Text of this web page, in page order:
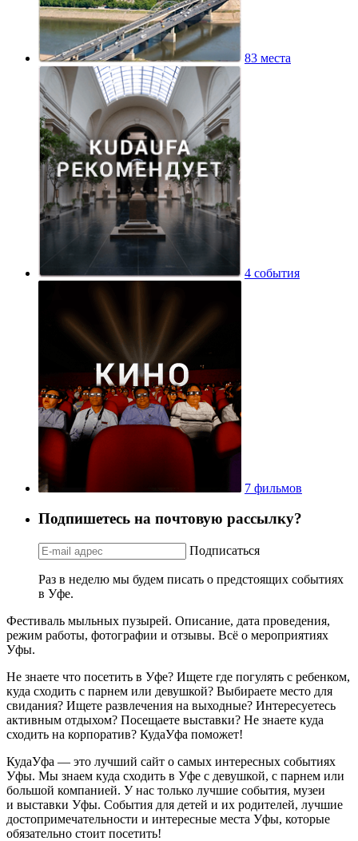
83 места
4 события
7 фильмов
Подпишетесь на почтовую рассылку?
Подписаться
Раз в неделю мы будем писать о предстоящих событиях
в Уфе.
Фестиваль мыльных пузырей. Описание, дата проведения,
режим работы, фотографии и отзывы. Всё о мероприятиях
Уфы.
Не знаете что посетить в Уфе? Ищете где погулять с ребенком,
куда сходить с парнем или девушкой? Выбираете место для
свидания? Ищете развлечения на выходные? Интересуетесь
активным отдыхом? Посещаете выставки? Не знаете куда
сходить на корпоратив? КудаУфа поможет!
КудаУфа — это лучший сайт о самых интересных событиях
Уфы. Мы знаем куда сходить в Уфе с девушкой, с парнем или
большой компанией. У нас только лучшие события, музеи
и выставки Уфы. События для детей и их родителей, лучшие
достопримечательности и интересные места Уфы, которые
обязательно стоит посетить!